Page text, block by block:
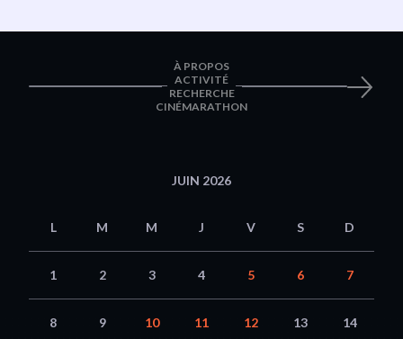
À PROPOS
ACTIVITÉ
RECHERCHE
CINÉMARATHON
JUIN 2026
L M M J V S D
1 2 3 4 5 6 7
8 9 10 11 12 13 14